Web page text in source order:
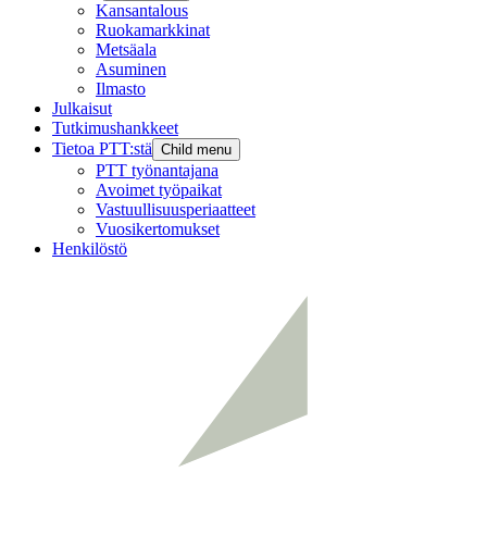
Kansantalous
Ruokamarkkinat
Metsäala
Asuminen
Ilmasto
Julkaisut
Tutkimushankkeet
Tietoa PTT:stä Child menu
PTT työnantajana
Avoimet työpaikat
Vastuullisuusperiaatteet
Vuosikertomukset
Henkilöstö